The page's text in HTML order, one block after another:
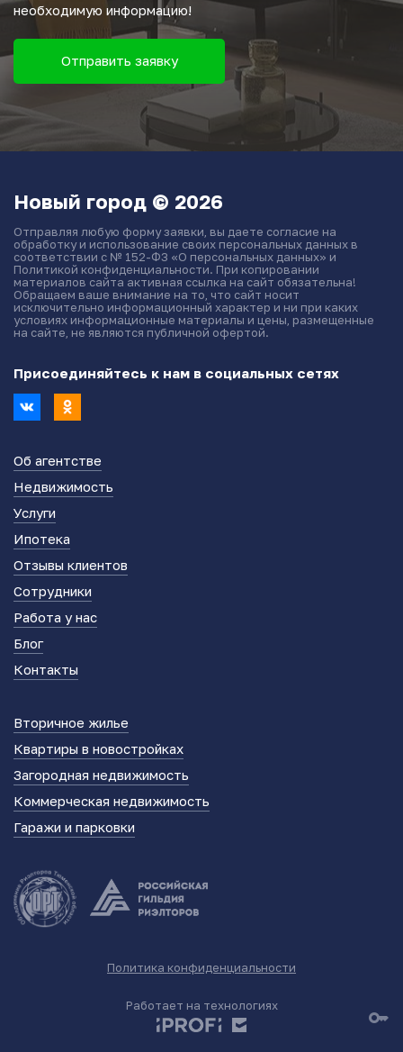
необходимую информацию!
Отправить заявку
Новый город © 2026
Отправляя любую форму заявки, вы даете согласие на
обработку и использование своих персональных данных в
соответствии с № 152-ФЗ «О персональных данных» и
Политикой конфиденциальности. При копировании
материалов сайта активная ссылка на сайт обязательна!
Обращаем ваше внимание на то, что сайт носит
исключительно информационный характер и ни при каких
условиях информационные материалы и цены, размещенные
на сайте, не являются публичной офертой.
Присоединяйтесь к нам в социальных сетях
Об агентстве
Недвижимость
Услуги
Ипотека
Отзывы клиентов
Сотрудники
Работа у нас
Блог
Контакты
Вторичное жилье
Квартиры в новостройках
Загородная недвижимость
Коммерческая недвижимость
Гаражи и парковки
key
Политика конфиденциальности
Работает на технологиях